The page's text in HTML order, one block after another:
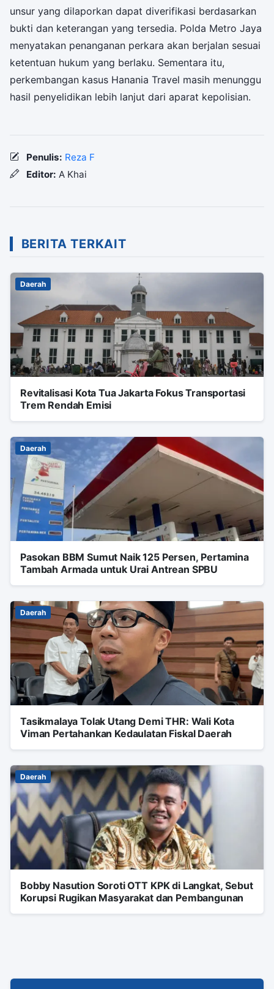
unsur yang dilaporkan dapat diverifikasi berdasarkan
bukti dan keterangan yang tersedia. Polda Metro Jaya
menyatakan penanganan perkara akan berjalan sesuai
ketentuan hukum yang berlaku. Sementara itu,
perkembangan kasus Hanania Travel masih menunggu
hasil penyelidikan lebih lanjut dari aparat kepolisian.
Penulis: Reza F
Editor: A Khai
BERITA TERKAIT
Daerah
Revitalisasi Kota Tua Jakarta Fokus Transportasi
Trem Rendah Emisi
Daerah
Pasokan BBM Sumut Naik 125 Persen, Pertamina
Tambah Armada untuk Urai Antrean SPBU
Daerah
Tasikmalaya Tolak Utang Demi THR: Wali Kota
Viman Pertahankan Kedaulatan Fiskal Daerah
Daerah
Bobby Nasution Soroti OTT KPK di Langkat, Sebut
Korupsi Rugikan Masyarakat dan Pembangunan